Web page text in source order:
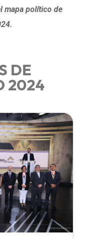
mapa político de
DE
2024